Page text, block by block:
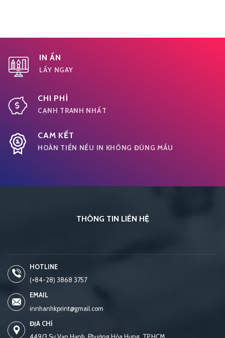
IN ẤN
LẤY NGAY
CHI PHÍ
CẠNH TRANH NHẤT
CAM KẾT
HOÀN TIỀN NẾU IN KHÔNG ĐÚNG MẦU
THÔNG TIN LIÊN HỆ
HOTLINE
(+84-28) 3868 3757
EMAIL
innhanhkprint@gmail.com
ĐỊA CHỈ